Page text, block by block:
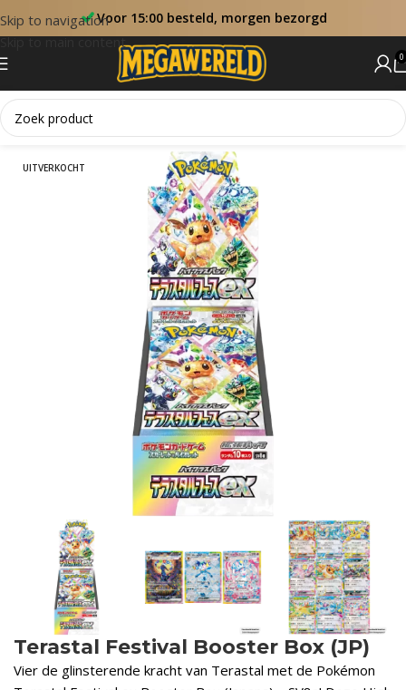
Skip to navigation
Skip to main content
Voor 15:00 besteld, morgen bezorgd
0
Home Booster Boxen
UITVERKOCHT
Terastal Festival Booster Box (JP)
Vier de glinsterende kracht van Terastal met de Pokémon